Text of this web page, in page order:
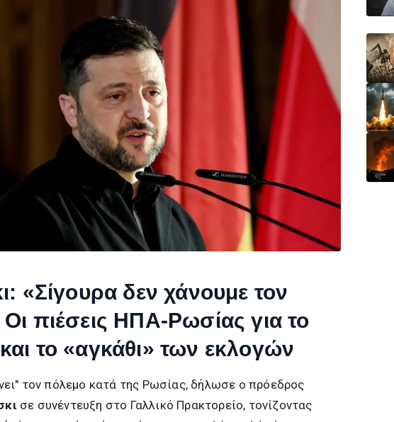
«Σίγουρα δεν χάνουμε τον
πιέσεις ΗΠΑ-Ρωσίας για το
το «αγκάθι» των εκλογών
τον πόλεμο κατά της Ρωσίας, δήλωσε ο πρόεδρος
σε συνέντευξη στο Γαλλικό Πρακτορείο, τονίζοντας